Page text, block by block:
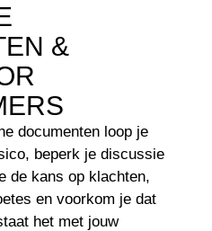
&
documenten loop je
beperk je discussie
de kans op klachten,
en voorkom je dat
het met jouw